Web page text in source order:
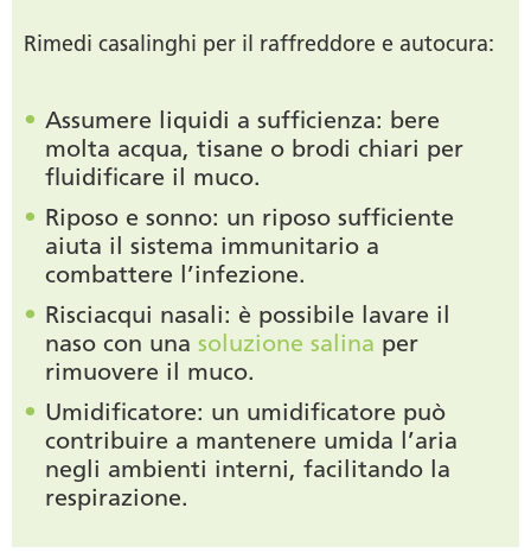
Rimedi casalinghi per il raffreddore e autocura:
Assumere liquidi a sufficienza: bere
molta acqua, tisane o brodi chiari per
fluidificare il muco.
Riposo e sonno: un riposo sufficiente
aiuta il sistema immunitario a
combattere l’infezione.
Risciacqui nasali: è possibile lavare il
naso con una soluzione salina per
rimuovere il muco.
Umidificatore: un umidificatore può
contribuire a mantenere umida l’aria
negli ambienti interni, facilitando la
respirazione.